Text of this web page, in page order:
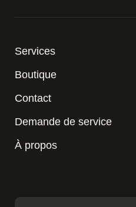
Services
Boutique
Contact
Demande de service
À propos